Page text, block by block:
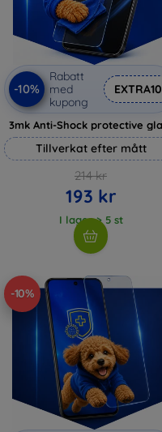
-10%
Rabatt
med
kupong
EXTRA10
3mk Anti-Shock protective
Tillverkat efter mått
214 kr
193 kr
I lager > 5 st
-10%